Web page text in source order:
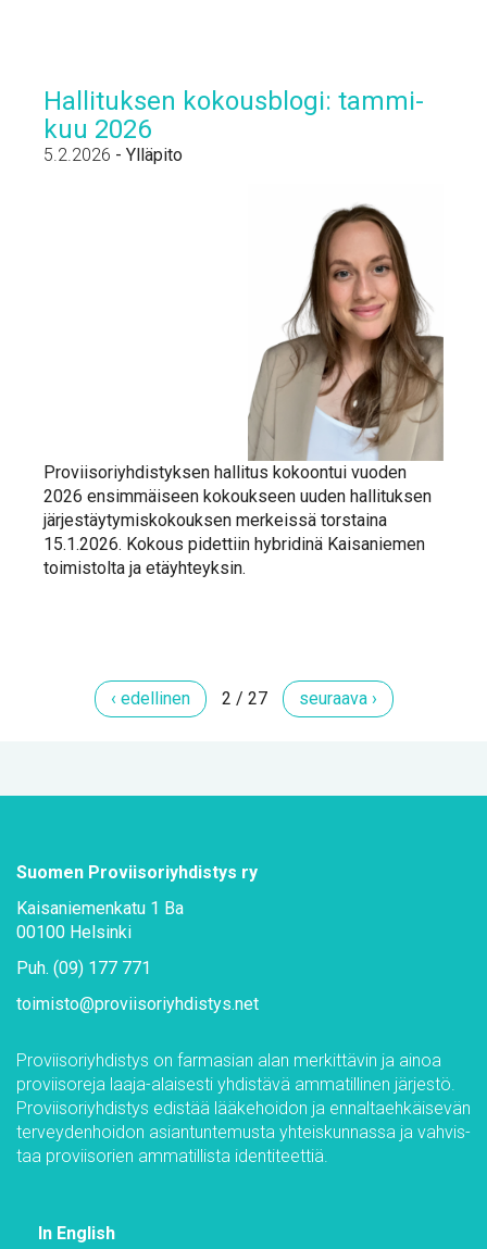
Hal­li­tuk­sen ko­kous­blo­gi: tam­mi­
kuu 2026
5.2.2026 - Ylläpito
Pro­vii­so­riyh­dis­tyk­sen hal­li­tus ko­koon­tui vuo­den
2026 en­sim­mäi­seen ko­kouk­seen uu­den hal­li­tuk­sen
jär­jes­täy­ty­mis­ko­kouk­sen mer­keis­sä tors­tai­na
15.1.2026. Ko­kous pi­det­tiin hy­bri­di­nä Kai­sa­nie­men
toi­mis­tol­ta ja etäyh­teyk­sin.
‹ edel­li­nen 2 / 27 seu­raa­va ›
Suo­men Pro­vii­so­riyh­dis­tys ry
Kai­sa­nie­men­ka­tu 1 Ba
00100 Hel­sin­ki
Puh. (09) 177 771
toi­mis­to@​pro­vii­so­riyh­dis­tys.​net
Pro­vii­so­riyh­dis­tys on far­m­asian alan mer­kit­tä­vin ja ai­noa
pro­vii­so­re­ja laa­ja-alai­ses­ti yh­dis­tä­vä am­ma­til­li­nen jär­jes­tö.
Pro­vii­so­riyh­dis­tys edis­tää lää­ke­hoi­don ja en­nal­taeh­käi­se­vän
ter­vey­den­hoi­don asian­tun­te­mus­ta yh­teis­kun­nas­sa ja vah­vis­
taa pro­vii­so­rien am­ma­til­lis­ta iden­ti­teet­tiä.
In English